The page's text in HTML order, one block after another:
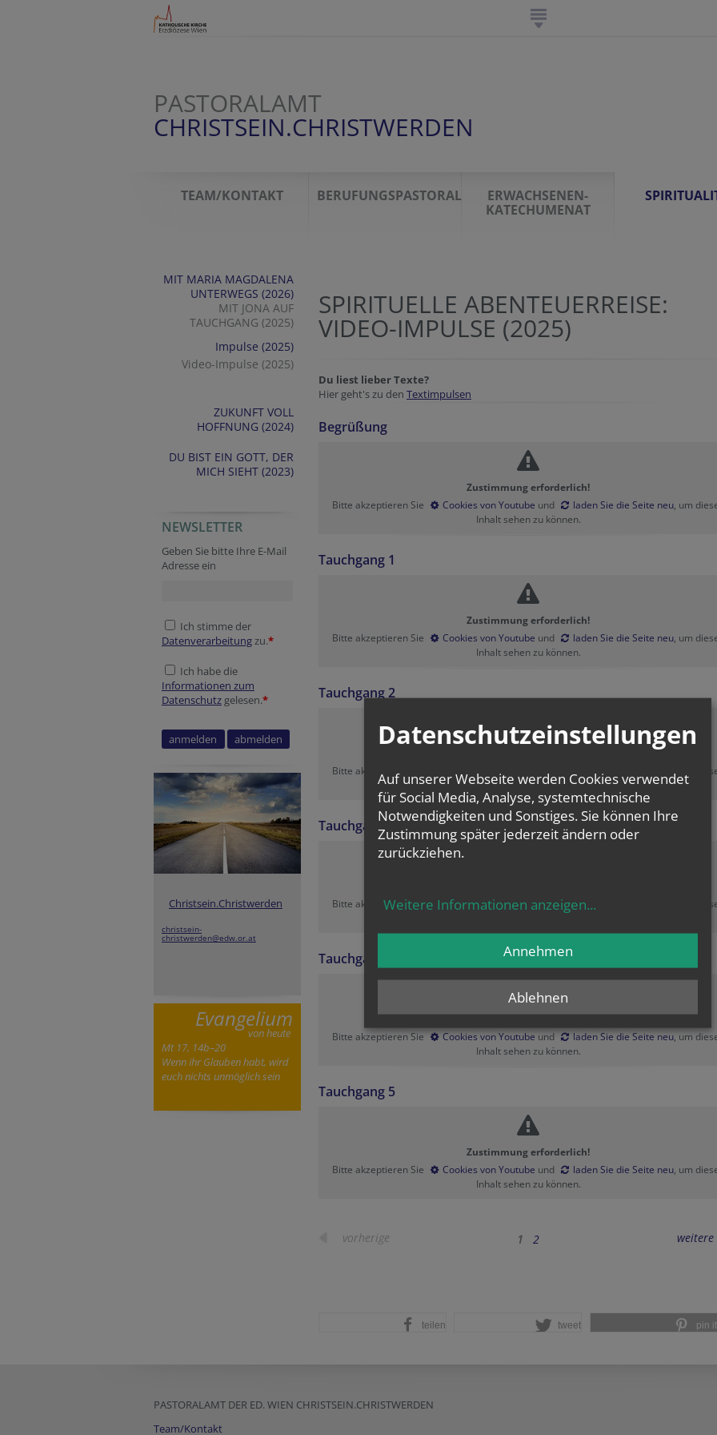
PASTORALAMT
CHRISTSEIN.CHRISTWERDEN
TEAM/KONTAKT BERUFUNGSPASTORAL
ERWACHSENEN-
KATECHUMENAT
MIT MARIA MAGDALENA
UNTERWEGS (2026)
MIT JONA AUF
TAUCHGANG (2025)
Impulse (2025)
Video-Impulse (2025)
ZUKUNFT VOLL
HOFFNUNG (2024)
DU BIST EIN GOTT, DER
MICH SIEHT (2023)
Tracking ID
Reference
URL
NEWSLETTER
Geben Sie bitte Ihre E-Mail
Adresse ein
Ich stimme der
Datenverarbeitungzu.*
Ich habe die
Informationen zum
Datenschutz gelesen.*
Christsein.Christwerden
christsein-
christwerden@edw.or.at
Evangelium
von heute
Mt 17, 14b–20
Wenn ihr Glauben habt, wird
euch nichts unmöglich sein
SPIRITUELLE ABENTEUERREISE:
VIDEO-IMPULSE (2025)
Du liest lieber Texte?
Hier geht's zu den Textimpulsen
Begrüßung
Zustimmung erforderlich!
Bitte akzeptieren Sie
Cookies von Youtube und laden Sie die Seite neu, um
Inhalt sehen zu können.
Tauchgang 1
Zustimmung erforderlich!
Bitte akzeptieren Sie
Cookies von Youtube und laden Sie die Seite neu, um
Inhalt sehen zu können.
Tauchgang 2
Bitte akzeptieren Sie
Cookies von Youtube und laden Sie die Seite neu , um
Inhalt sehen zu können.
Tauchgang 3
Bitte akzeptieren Sie
Cookies von Youtubeund laden Sie die Seite neu
, um
Tauchgang 4
Zustimmung erforderlich!
Bitte akzeptieren Sie
Cookies von Youtube und laden Sie die Seite neu, um
Inhalt sehen zu können.
Tauchgang 5
Zustimmung erforderlich!
Bitte akzeptieren Sie
Cookies von Youtube und laden Sie die Seite neu, um
Inhalt sehen zu können.
vorherige 1 2 weitere
teilen tweet pin it
PASTORALAMT DER ED. WIEN CHRISTSEIN.CHRISTWERDEN
Team/Kontakt
Datenschutzeinstellungen
Auf unserer Webseite werden Cookies verwendet
für Social Media, Analyse, systemtechnische
Notwendigkeiten und Sonstiges. Sie können Ihre
Zustimmung später jederzeit ändern oder
zurückziehen.
Weitere Informationen anzeigen...
Ablehnen
Annehmen